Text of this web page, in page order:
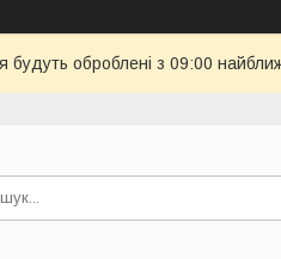
будуть оброблені з 09:00